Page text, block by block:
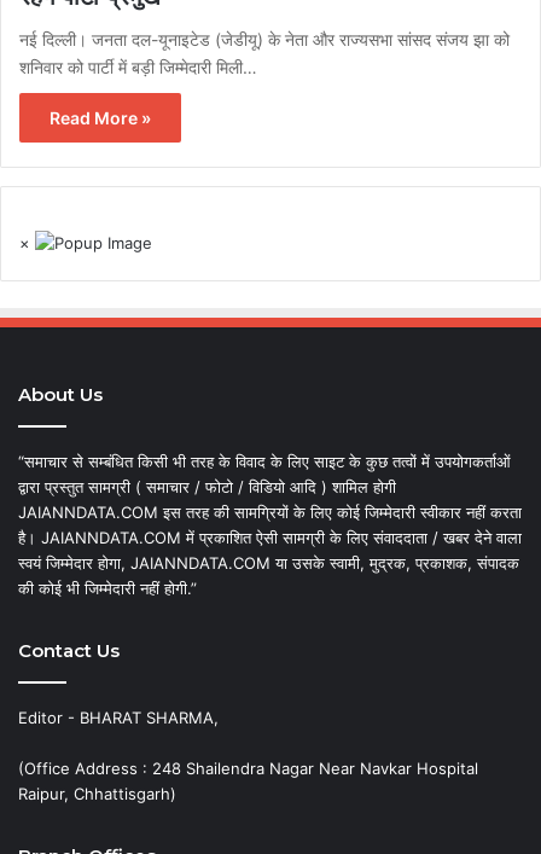
नई दिल्ली। जनता दल-यूनाइटेड (जेडीयू) के नेता और राज्यसभा सांसद संजय झा को
शनिवार को पार्टी में बड़ी जिम्मेदारी मिली…
Read More »
×
About Us
“समाचार से सम्बंधित किसी भी तरह के विवाद के लिए साइट के कुछ तत्वों में उपयोगकर्ताओं
द्वारा प्रस्तुत सामग्री ( समाचार / फोटो / विडियो आदि ) शामिल होगी
JAIANNDATA.COM इस तरह की सामग्रियों के लिए कोई जिम्मेदारी स्वीकार नहीं करता
है। JAIANNDATA.COM में प्रकाशित ऐसी सामग्री के लिए संवाददाता / खबर देने वाला
स्वयं जिम्मेदार होगा, JAIANNDATA.COM या उसके स्वामी, मुद्रक, प्रकाशक, संपादक
की कोई भी जिम्मेदारी नहीं होगी.”
Contact Us
Editor - BHARAT SHARMA,
(Office Address : 248 Shailendra Nagar Near Navkar Hospital
Raipur, Chhattisgarh)